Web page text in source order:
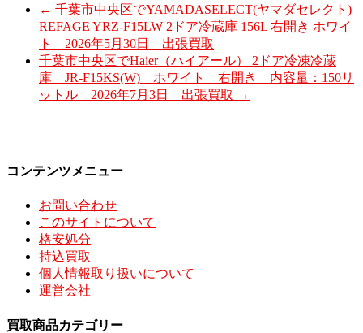
← 千葉市中央区でYAMADASELECT(ヤマダセレクト)
REFAGE YRZ-F15LW 2ドア冷蔵庫 156L 右開き ホワイ
ト 2026年5月30日 出張買取
千葉市中央区でHaier（ハイアール） 2ドア冷凍冷蔵
庫 JR-F15KS(W) ホワイト 右開き 内容量：150リ
ットル 2026年7月3日 出張買取 →
コンテンツメニュー
お問い合わせ
このサイトについて
格安処分
持込買取
個人情報取り扱いについて
運営会社
買取商品カテゴリー